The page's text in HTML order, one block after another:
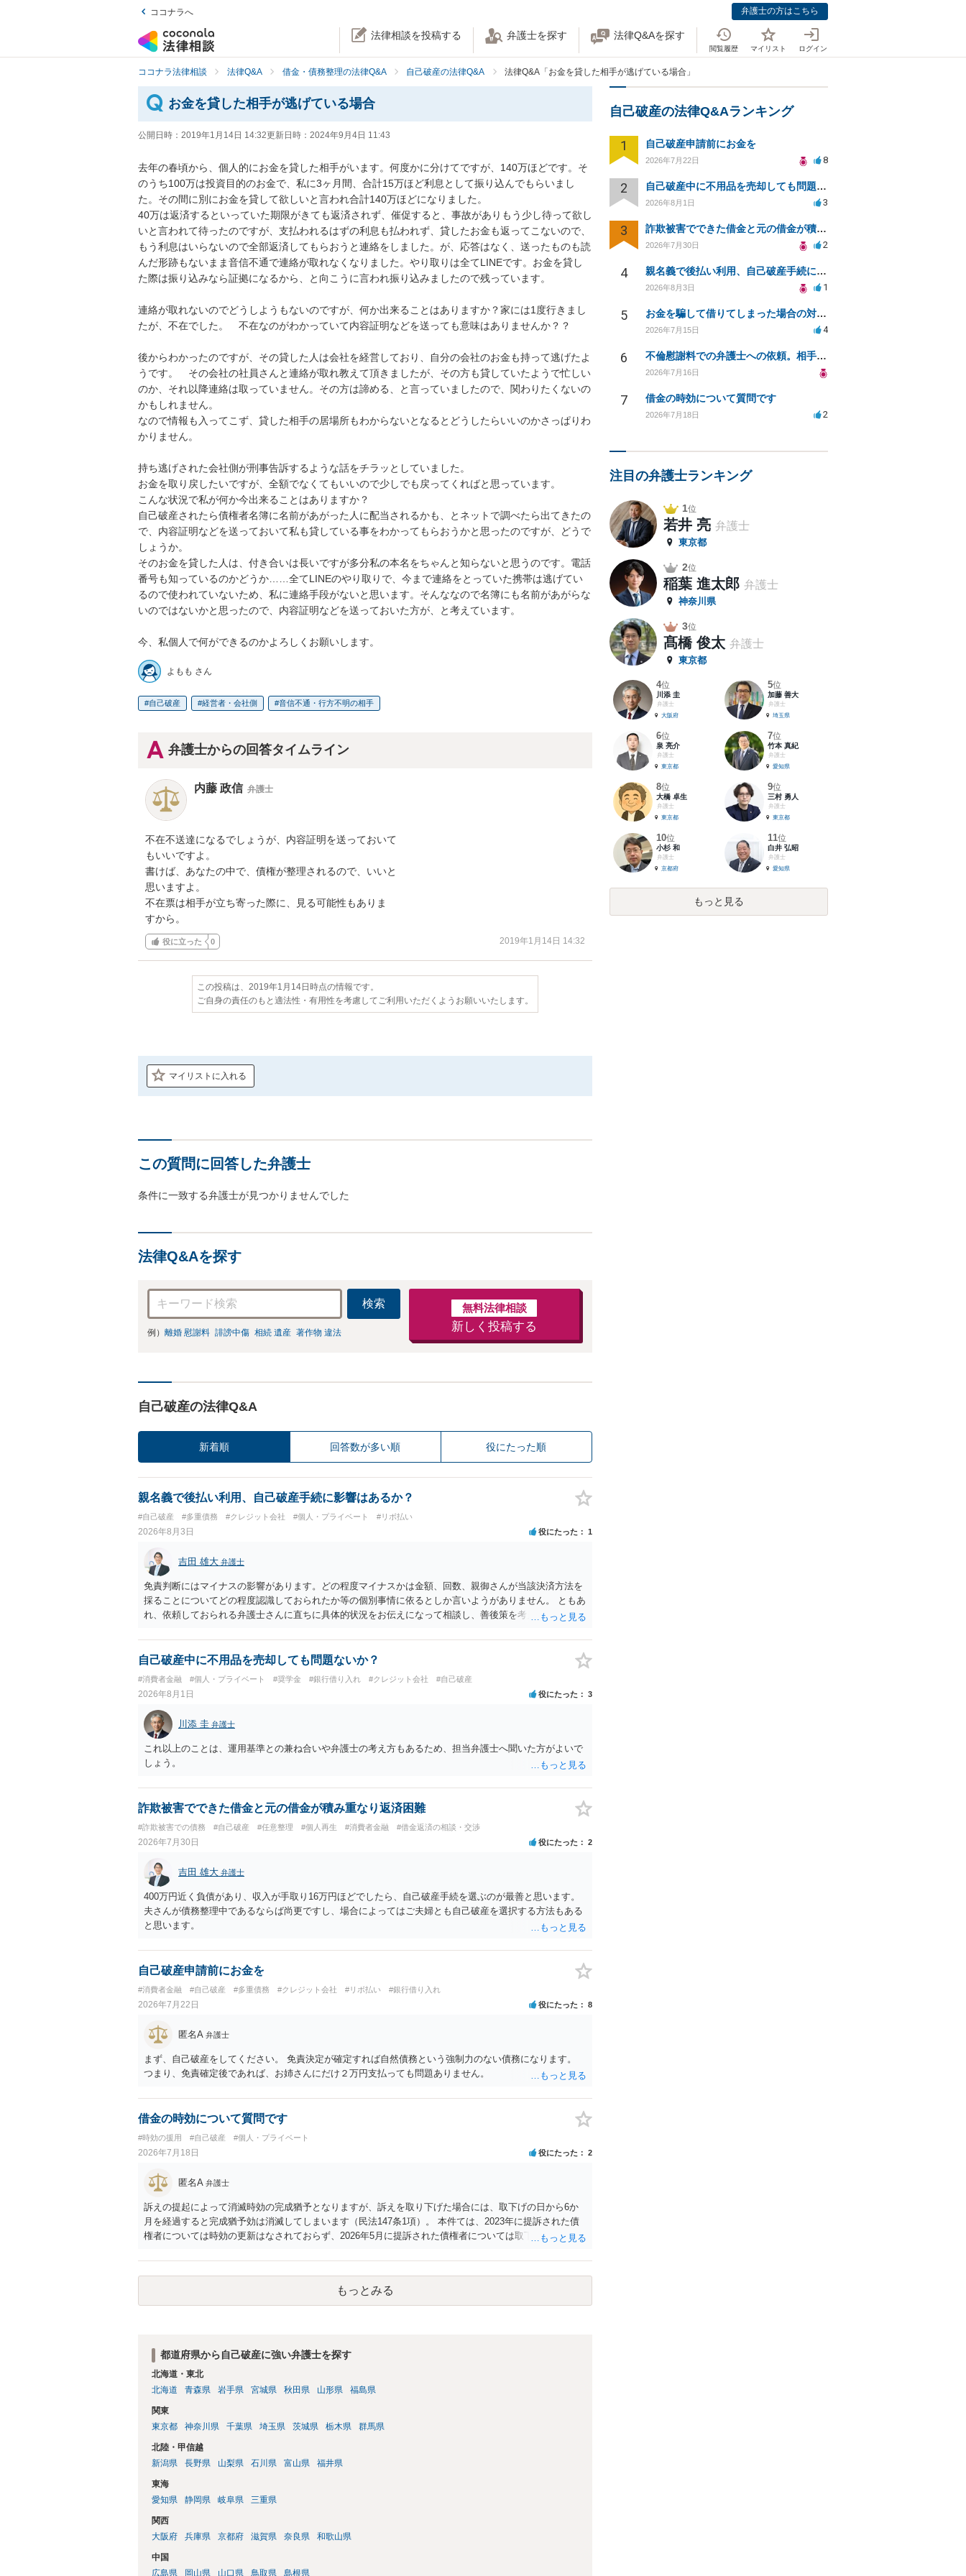
ココナラへ 弁護士の方はこちら
法律相談を投稿する 弁護士を探す 法律Q&Aを探す
閲覧履歴 マイリスト ログイン
ココナラ法律相談 法律Q&A 借金・債務整理の法律Q&A 自己破産の法律Q&A 法律Q&A「お金を貸した相手が逃げている場合」
お金を貸した相手が逃げている場合
公開日時： 2019年1月14日 14:32更新日時： 2024年9月4日 11:43
去年の春頃から、個人的にお金を貸した相手がいます。何度かに分けてですが、140万ほどです。そ
のうち100万は投資目的のお金で、私に3ヶ月間、合計15万ほど利息として振り込んでもらいまし
た。その間に別にお金を貸して欲しいと言われ合計140万ほどになりました。
40万は返済するといっていた期限がきても返済されず、催促すると、事故がありもう少し待って欲し
いと言われて待ったのですが、支払われるはずの利息も払われず、貸したお金も返ってこないので、
もう利息はいらないので全部返済してもらおうと連絡をしました。が、応答はなく、送ったものも読
んだ形跡もないまま音信不通で連絡が取れなくなりました。やり取りは全てLINEです。お金を貸し
た際は振り込みなら証拠になるから、と向こうに言われ振り込みましたので残っています。
連絡が取れないのでどうしようもないのですが、何か出来ることはありますか？家には1度行きまし
たが、不在でした。　不在なのがわかっていて内容証明などを送っても意味はありませんか？？
後からわかったのですが、その貸した人は会社を経営しており、自分の会社のお金も持って逃げたよ
うです。　その会社の社員さんと連絡が取れ教えて頂きましたが、その方も貸していたようで忙しい
のか、それ以降連絡は取っていません。その方は諦める、と言っていましたので、関わりたくないの
かもしれません。
なので情報も入ってこず、貸した相手の居場所もわからないとなるとどうしたらいいのかさっぱりわ
かりません。
持ち逃げされた会社側が刑事告訴するような話をチラッとしていました。
お金を取り戻したいですが、全額でなくてもいいので少しでも戻ってくればと思っています。
こんな状況で私が何か今出来ることはありますか？
自己破産されたら債権者名簿に名前があがった人に配当されるかも、とネットで調べたら出てきたの
で、内容証明などを送っておいて私も貸している事をわかってもらおうかと思ったのですが、どうで
しょうか。
そのお金を貸した人は、付き合いは長いですが多分私の本名をちゃんと知らないと思うのです。電話
番号も知っているのかどうか……全てLINEのやり取りで、今まで連絡をとっていた携帯は逃げてい
るので使われていないため、私に連絡手段がないと思います。そんななので名簿にも名前があがらな
いのではないかと思ったので、内容証明などを送っておいた方が、と考えています。
今、私個人で何ができるのかよろしくお願いします。
よもも さん
自己破産 経営者・会社側 音信不通・行方不明の相手
弁護士からの回答タイムライン
内藤 政信 弁護士
不在不送達になるでしょうが、内容証明を送っておいて
もいいですよ。
書けば、あなたの中で、債権が整理されるので、いいと
思いますよ。
不在票は相手が立ち寄った際に、見る可能性もありま
すから。
役に立った 0 2019年1月14日 14:32
この投稿は、2019年1月14日時点の情報です。
ご自身の責任のもと適法性・有用性を考慮してご利用いただくようお願いいたします。
マイリストに入れる
この質問に回答した弁護士
条件に一致する弁護士が見つかりませんでした
法律Q&Aを探す
検索
例） 離婚 慰謝料 誹謗中傷 相続 遺産 著作物 違法
無料法律相談
新しく投稿する
自己破産の法律Q&A
新着順 回答数が多い順 役にたった順
親名義で後払い利用、自己破産手続に影響はあるか？
#自己破産 #多重債務 #クレジット会社 #個人・プライベート #リボ払い
2026年8月3日 役にたった 1
吉田 雄大 弁護士
免責判断にはマイナスの影響があります。どの程度マイナスかは金額、回数、親御さんが当該決済方法を
採ることについてどの程度認識しておられたか等の個別事情に依るとしか言いようがありません。 ともあ
れ、依頼しておられる弁護士さんに直ちに具体的状況をお伝えになって相談し、善後策を考えることをお
自己破産中に不用品を売却しても問題ないか？
#消費者金融 #個人・プライベート #奨学金 #銀行借り入れ #クレジット会社 #自己破産
2026年8月1日 役にたった 3
川添 圭 弁護士
これ以上のことは、運用基準との兼ね合いや弁護士の考え方もあるため、担当弁護士へ聞いた方がよいで
しょう。
詐欺被害でできた借金と元の借金が積み重なり返済困難
#詐欺被害での債務 #自己破産 #任意整理 #個人再生 #消費者金融 #借金返済の相談・交渉
2026年7月30日 役にたった 2
吉田 雄大 弁護士
400万円近く負債があり、収入が手取り16万円ほどでしたら、自己破産手続を選ぶのが最善と思います。
夫さんが債務整理中であるならば尚更ですし、場合によってはご夫婦とも自己破産を選択する方法もある
と思います。
自己破産申請前にお金を
#消費者金融 #自己破産 #多重債務 #クレジット会社 #リボ払い #銀行借り入れ
2026年7月22日 役にたった 8
匿名A 弁護士
まず、自己破産をしてください。 免責決定が確定すれば自然債務という強制力のない債務になります。
つまり、免責確定後であれば、お姉さんにだけ２万円支払っても問題ありません。
借金の時効について質問です
#時効の援用 #自己破産 #個人・プライベート
2026年7月18日 役にたった 2
匿名A 弁護士
訴えの提起によって消滅時効の完成猶予となりますが、訴えを取り下げた場合には、取下げの日から6か
月を経過すると完成猶予効は消滅してしまいます（民法147条1項）。 本件ては、2023年に提訴された債
権者については時効の更新はなされておらず、2026年5月に提訴された債権者については取下げ日から6か
い日ではなく期限の利益喪失日（通常は所定の分割の支払期日から1～2か月程度経過しても支払いがなけ
れば一括返済可能という契約になっている）ですので、時効期間の経過が2027年1月であるとは限りませ
もっとみる
都道府県から自己破産に強い弁護士を探す
北海道・東北
北海道
青森県 岩手県 宮城県 秋田県 山形県 福島県
関東
東京都
神奈川県 千葉県 埼玉県 茨城県 栃木県 群馬県
北陸・甲信越
新潟県
長野県 山梨県 石川県 富山県 福井県
東海
愛知県
静岡県 岐阜県 三重県
関西
大阪府
兵庫県 京都府 滋賀県 奈良県 和歌山県
中国
広島県
岡山県 山口県 鳥取県 島根県
自己破産の法律Q&Aランキング
1 自己破産申請前にお金を
2026年7月22日 8
2 自己破産中に不用品を売却しても問題ないか？
2026年8月1日 3
3 詐欺被害でできた借金と元の借金が積み重なり返済困難
2026年7月30日 2
4 親名義で後払い利用、自己破産手続に影響はあるか？
2026年8月3日 1
5 お金を騙して借りてしまった場合の対処法と今後の対応策
2026年7月15日 4
6 不倫慰謝料での弁護士への依頼。相手が自己破産、弁護士との契約範囲は？
2026年7月16日
7 借金の時効について質問です
2026年7月18日 2
注目の弁護士ランキング
1位
若井 亮 弁護士
東京都
2位
稲葉 進太郎 弁護士
神奈川県
3位
髙橋 俊太 弁護士
東京都
4位
川添 圭
弁護士
大阪府
5位
加藤 善大
弁護士
埼玉県
6位
泉 亮介
弁護士
東京都
7位
竹本 真紀
弁護士
愛知県
8位
大橋 卓生
弁護士
東京都
9位
三村 勇人
弁護士
東京都
10位
小杉 和
弁護士
京都府
11位
白井 弘昭
弁護士
愛知県
もっと見る